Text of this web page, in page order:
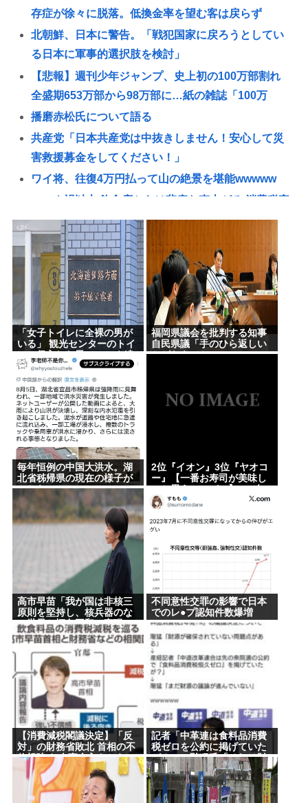
存症が徐々に脱落。低換金率を望む客は戻らず
北朝鮮、日本に警告。「戦犯国家に戻ろうとしてい
る日本に軍事的選択肢を検討」
【悲報】週刊少年ジャンプ、史上初の100万部割れ
全盛期653万部から98万部に…紙の雑誌「100万
播磨赤松氏について語る
共産党「日本共産党は中抜きしません！安心して災
害救援募金をしてください！」
ワイ将、往復4万円払って山の絶景を堪能wwwww
コロナ禍以上 飲食店からは悲痛な声上がる 消費税率
1%の基本方針を決定も…懸念される”外食離れ”
2位『イオン』3位『ヤオコー』【一番お寿司が美味
しいと思うスーパー】300名が選ぶ1位に
【ＬＰＧ】「イオンモール熊本」爆発の原因は漏れ
た液化石油ガスか…経産省、全国の大規模施設でガ
ス供給設備の点検要請
【画像】広島市長のスピーチを聞いてる時の高市早
苗の顔www
記者「中革連は食料品消費税ゼロを公約に掲げてい
たが？」→階猛氏「それは財源確保という条件付
き」
【悲報】プーチン「あえて申し上げます。 助けてく
ださい。」
【画像】松本人志さん、大勢の若いファンに囲まれ
てご満悦
ジャップランド、フェミニストのレ●プ定義変更でレ
●プ認知件数爆増www
Powered by livedoor 相互RSS
「女子トイレに全裸の男が
いる」 観光センターのトイ
レに侵入した男（49）を逮
捕 北海道
福岡県議会を批判する知事
自民県議「手のひら返しい
かがなものか」
毎年恒例の中国大洪水。湖
北省秭帰県の現在の様子が
こちら
2位『イオン』3位『ヤオコ
ー』【一番お寿司が美味し
いと思うスーパー】300名
が選ぶ1位に
高市早苗「我が国は非核三
原則を堅持し、核兵器のな
い世界と恒久平和の実現に
向けて力を尽くことをお誓
いする 」
不同意性交罪の影響で日本
でのレ●プ認知件数爆増
www
【消費減税閣議決定】「反
対」の財務省敗北 首相の不
信根強く 人事介入をちらつ
かされ…
記者「中革連は食料品消費
税ゼロを公約に掲げていた
が？」→階猛氏「それは財
源確保という条件付き」